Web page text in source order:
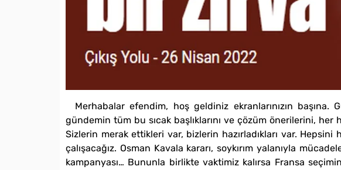
Merhabalar efendim, hoş geldiniz ekranlarınızın başına.
gündemin tüm bu sıcak başlıklarını ve çözüm önerilerini, her
Sizlerin merak ettikleri var, bizlerin hazırladıkları var.
çalışacağız. Osman Kavala kararı, soykırım yalanıyla
kampanyası… Bununla birlikte vaktimiz kalırsa Fransa